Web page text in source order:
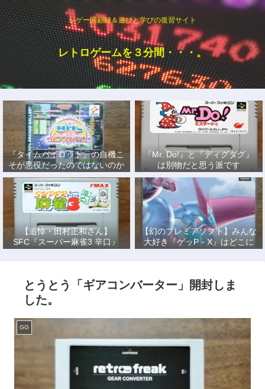
レゲー回顧録＆遊びと学びの復習サイト
レトロゲームを３分間・・・。
『タイムパイロット』の自機こ
そが悪役だったのではないのか
説
『Mr. Do!』と『ディグダグ』
は別物だと思う派です
【追悼・田村正和さん】
SFC『スーパー麻雀3 辛口』
で、あの名優になりきって戦っ
【幻のプレミアソフト】みんな
大好き『ゲッP－X』はどこに
もない！
とうとう「ギアコンバーター」開封しま
した。
GG